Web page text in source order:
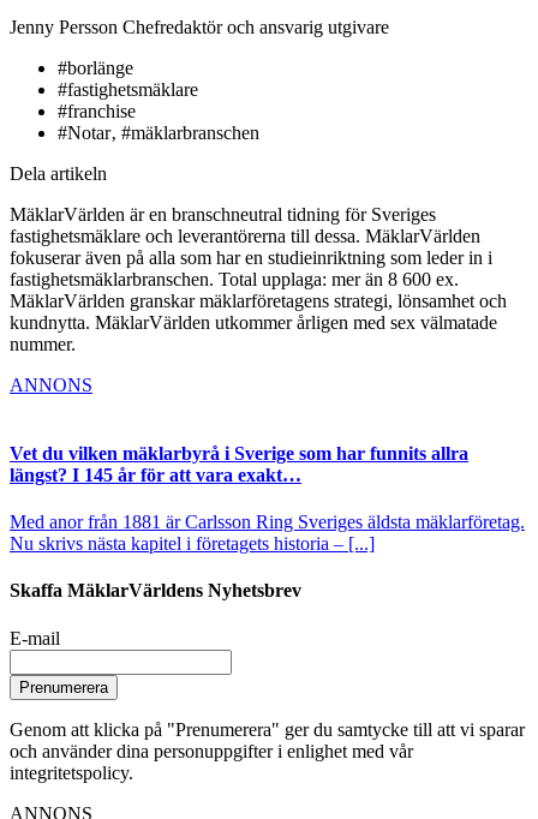
Jenny Persson Chefredaktör och ansvarig utgivare
#borlänge
#fastighetsmäklare
#franchise
#Notar‚ #mäklarbranschen
Dela artikeln
MäklarVärlden är en branschneutral tidning för Sveriges
fastighetsmäklare och leverantörerna till dessa. MäklarVärlden
fokuserar även på alla som har en studieinriktning som leder in i
fastighetsmäklarbranschen. Total upplaga: mer än 8 600 ex.
MäklarVärlden granskar mäklarföretagens strategi, lönsamhet och
kundnytta. MäklarVärlden utkommer årligen med sex välmatade
nummer.
ANNONS
Vet du vilken mäklarbyrå i Sverige som har funnits allra
längst? I 145 år för att vara exakt…
Med anor från 1881 är Carlsson Ring Sveriges äldsta mäklarföretag.
Nu skrivs nästa kapitel i företagets historia – [...]
Skaffa MäklarVärldens Nyhetsbrev
E-mail
Prenumerera
Genom att klicka på "Prenumerera" ger du samtycke till att vi sparar
och använder dina personuppgifter i enlighet med vår
integritetspolicy.
ANNONS